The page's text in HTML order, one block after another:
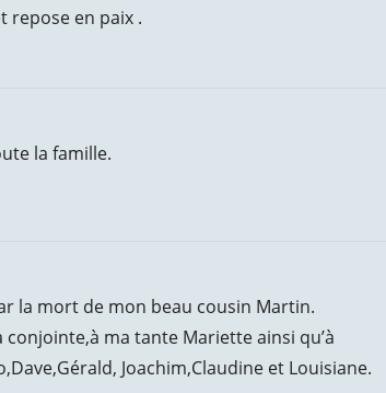
repose en paix .
la famille.
la mort de mon beau cousin Martin.
conjointe,à ma tante Mariette ainsi qu’à
Joachim,Claudine et Louisiane.